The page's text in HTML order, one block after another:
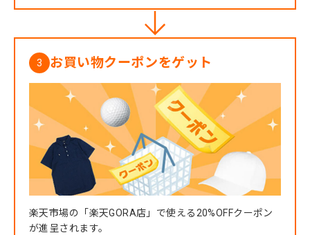
3 お買い物クーポンをゲット
楽天市場の「楽天GORA店」で使える20%OFFクーポン
が進呈されます。